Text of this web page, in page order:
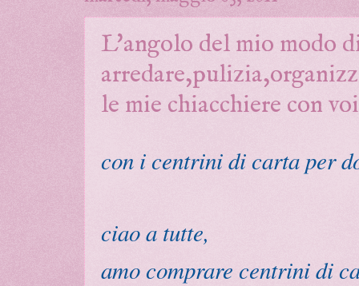
L'angolo del mio modo
le mie chiacchiere con voi
con i centrini di carta per
ciao a tutte,
amo comprare centrini di